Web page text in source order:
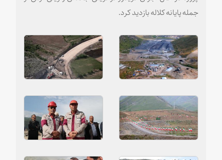
جمله پایانه کلاله بازدید کرد.